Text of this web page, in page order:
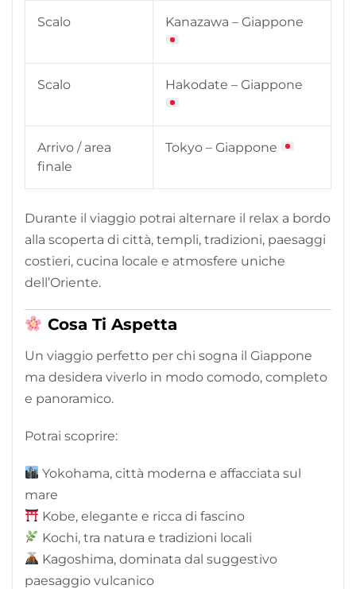
Scalo Kanazawa – Giappone
Scalo Hakodate – Giappone
Arrivo / area
finale
Tokyo – Giappone
Durante il viaggio potrai alternare il relax a bordo
alla scoperta di città, templi, tradizioni, paesaggi
costieri, cucina locale e atmosfere uniche
dell’Oriente.
Cosa Ti Aspetta
Un viaggio perfetto per chi sogna il Giappone
ma desidera viverlo in modo comodo, completo
e panoramico.
Potrai scoprire:
Yokohama, città moderna e affacciata sul
mare
Kobe, elegante e ricca di fascino
Kochi, tra natura e tradizioni locali
Kagoshima, dominata dal suggestivo
paesaggio vulcanico